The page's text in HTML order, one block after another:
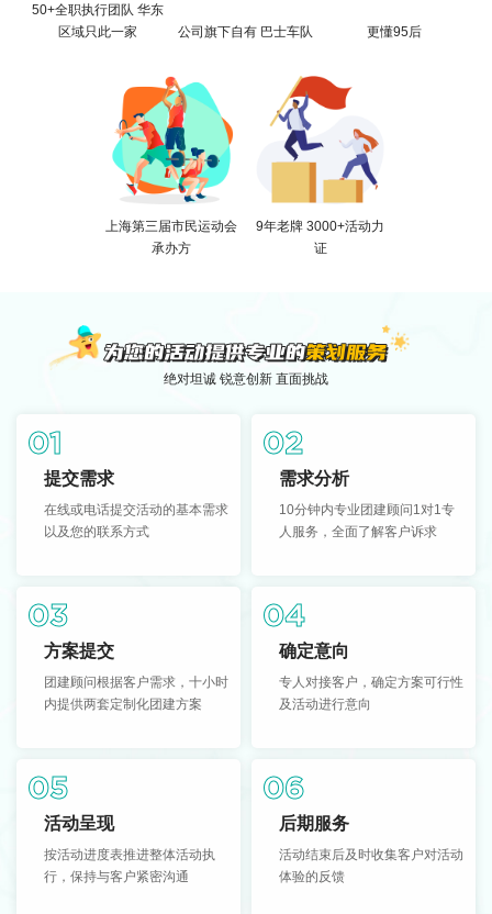
50+全职执行团队 华东
区域只此一家
公司旗下自有 巴士车队 更懂95后
上海第三届市民运动会
承办方
9年老牌 3000+活动力
证
绝对坦诚 锐意创新 直面挑战
01
提交需求
在线或电话提交活动的基本需求
以及您的联系方式
02
需求分析
10分钟内专业团建顾问1对1专
人服务，全面了解客户诉求
03
方案提交
团建顾问根据客户需求，十小时
内提供两套定制化团建方案
04
确定意向
专人对接客户，确定方案可行性
及活动进行意向
05
活动呈现
按活动进度表推进整体活动执
行，保持与客户紧密沟通
06
后期服务
活动结束后及时收集客户对活动
体验的反馈